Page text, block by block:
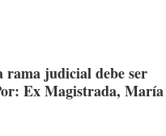
rama judicial debe ser
Ex Magistrada,